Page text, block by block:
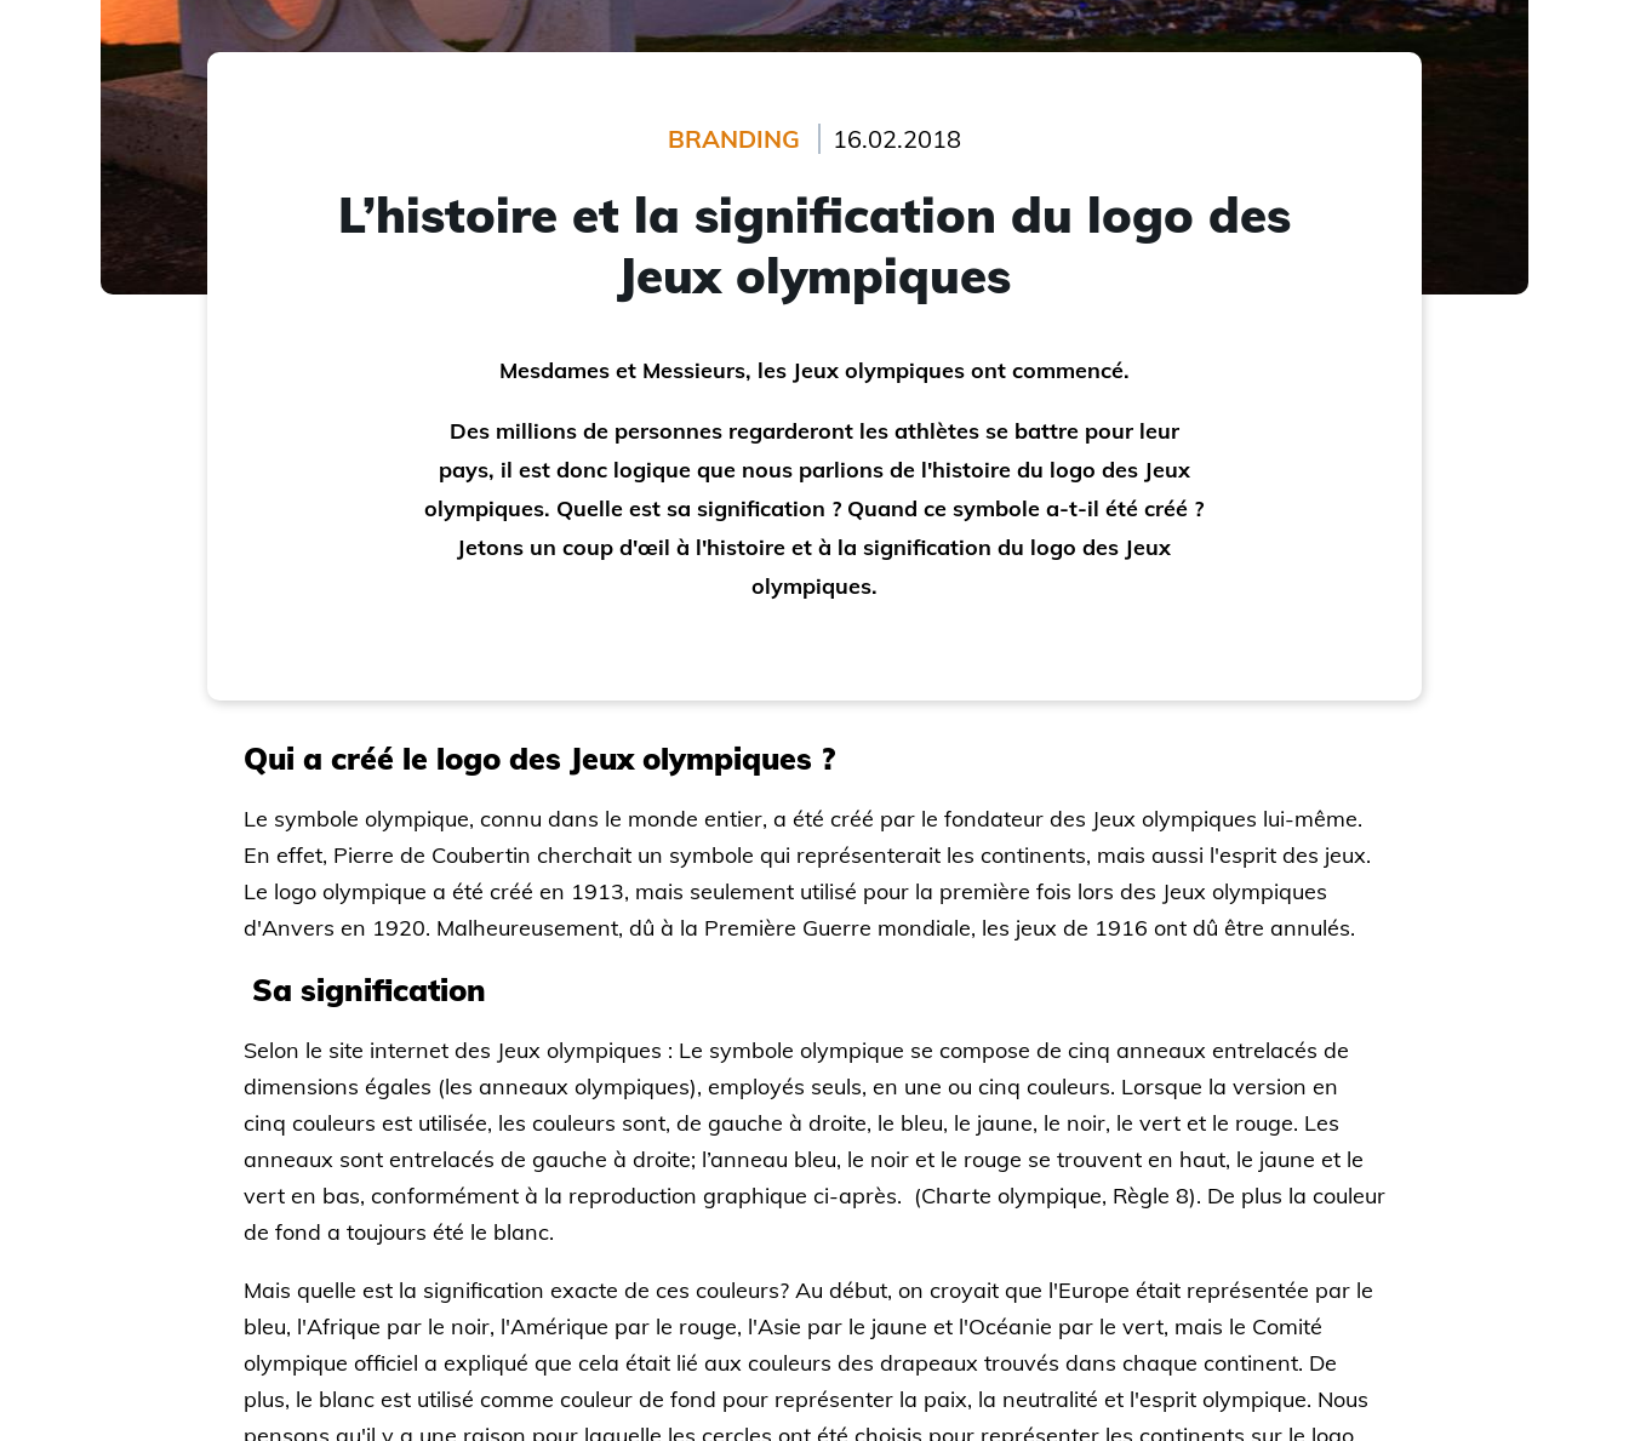
BRANDING 16.02.2018
L’histoire et la signification du logo des
Jeux olympiques
Mesdames et Messieurs, les Jeux olympiques ont commencé.
Des millions de personnes regarderont les athlètes se battre pour leur
pays, il est donc logique que nous parlions de l'histoire du logo des Jeux
olympiques. Quelle est sa signification ? Quand ce symbole a-t-il été créé ?
Jetons un coup d'œil à l'histoire et à la signification du logo des Jeux
olympiques.
Qui a créé le logo des Jeux olympiques ?
Le symbole olympique, connu dans le monde entier, a été créé par le fondateur des Jeux olympiques lui-même.
En effet, Pierre de Coubertin cherchait un symbole qui représenterait les continents, mais aussi l'esprit des jeux.
Le logo olympique a été créé en 1913, mais seulement utilisé pour la première fois lors des Jeux olympiques
d'Anvers en 1920. Malheureusement, dû à la Première Guerre mondiale, les jeux de 1916 ont dû être annulés.
Sa signification
Selon le site internet des Jeux olympiques : Le symbole olympique se compose de cinq anneaux entrelacés de
dimensions égales (les anneaux olympiques), employés seuls, en une ou cinq couleurs. Lorsque la version en
cinq couleurs est utilisée, les couleurs sont, de gauche à droite, le bleu, le jaune, le noir, le vert et le rouge. Les
anneaux sont entrelacés de gauche à droite; l’anneau bleu, le noir et le rouge se trouvent en haut, le jaune et le
vert en bas, conformément à la reproduction graphique ci-après. (Charte olympique, Règle 8). De plus la couleur
de fond a toujours été le blanc.
Mais quelle est la signification exacte de ces couleurs? Au début, on croyait que l'Europe était représentée par le
bleu, l'Afrique par le noir, l'Amérique par le rouge, l'Asie par le jaune et l'Océanie par le vert, mais le Comité
olympique officiel a expliqué que cela était lié aux couleurs des drapeaux trouvés dans chaque continent. De
plus, le blanc est utilisé comme couleur de fond pour représenter la paix, la neutralité et l'esprit olympique. Nous